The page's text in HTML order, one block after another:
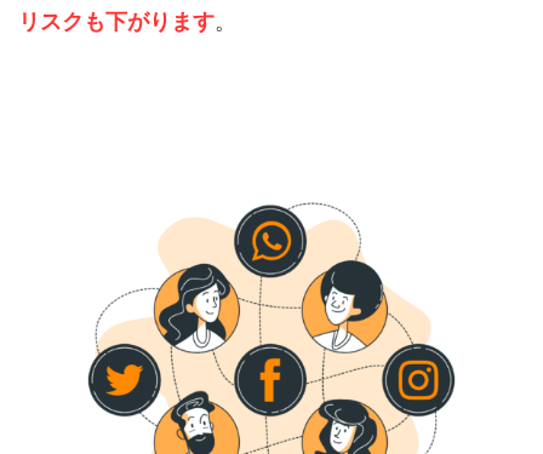
リスクも下がります。